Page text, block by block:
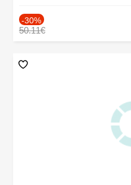
-30%
50.11€